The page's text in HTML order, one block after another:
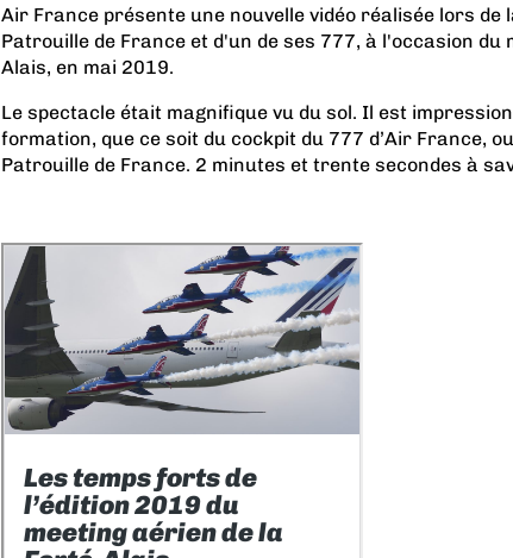
Air France présente une nouvelle vidéo réalisée lors de
Patrouille de France et d'un de ses 777, à l'occasion du
Alais, en mai 2019.
Le spectacle était magnifique vu du sol. Il est
formation, que ce soit du cockpit du 777 d’Air France,
Patrouille de France. 2 minutes et trente secondes à